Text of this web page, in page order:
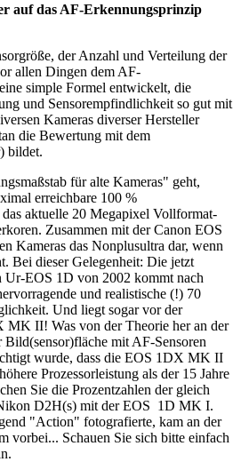
auf das AF-Erkennungsprinzip
der Anzahl und Verteilung der
allen Dingen dem AF-
simple Formel entwickelt, die
und Sensorempfindlichkeit so gut mit
Kameras diverser Hersteller
die Bewertung mit dem
bildet.
für alte Kameras" geht,
erreichbare 100 %
aktuelle 20 Megapixel Vollformat-
Zusammen mit der Canon EOS
Kameras das Nonplusultra dar, wenn
Bei dieser Gelegenheit: Die jetzt
Ur-EOS 1D von 2002 kommt nach
und realistische (!) 70
Und liegt sogar vor der
MK II! Was von der Theorie her an der
Bild(sensor)fläche mit AF-Sensoren
wurde, dass die EOS 1DX MK II
Prozessorleistung als der 15 Jahre
Sie die Prozentzahlen der gleich
D2H(s) mit der EOS 1D MK I.
"Action" fotografierte, kam an der
vorbei... Schauen Sie sich bitte einfach